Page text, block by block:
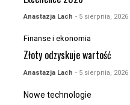
Anastazja Lach - 5 sierpnia, 2026
Finanse i ekonomia
Złoty odzyskuje wartość
Anastazja Lach - 5 sierpnia, 2026
Nowe technologie